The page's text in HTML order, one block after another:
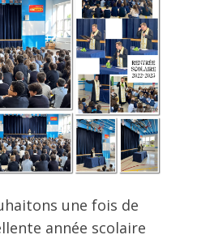
une fois de
année scolaire